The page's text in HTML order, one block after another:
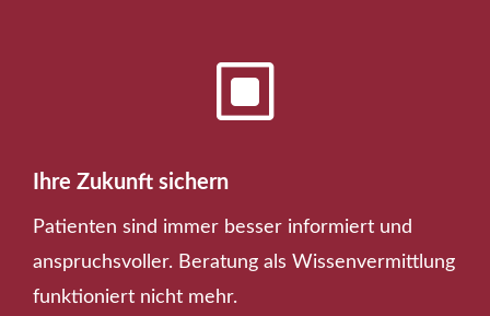
W
Ihre Zukunft sichern
Patienten sind immer besser informiert und
anspruchsvoller. Beratung als Wissenvermittlung
funktioniert nicht mehr.